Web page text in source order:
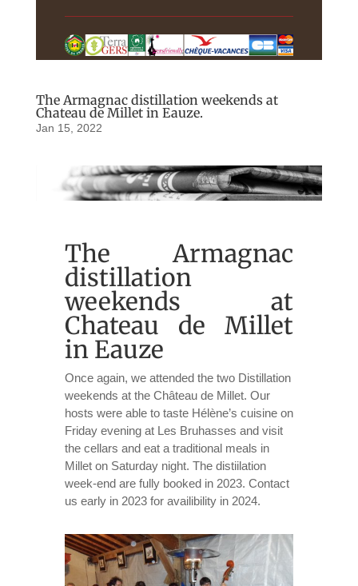
The Armagnac distillation weekends at
Chateau de Millet in Eauze.
Jan 15, 2022
The Armagnac
distillation
weekends at
Chateau de Millet
in Eauze
Once again, we attended the two Distillation
weekends at the Château de Millet. Our
hosts were able to taste Hélène’s cuisine on
Friday evening at Les Bruhasses and visit
the cellars and eat a traditional meals in
Millet on Saturday night. The distiilation
week-end are fully booked in 2023. Contact
us early in 2023 for availibility in 2024.